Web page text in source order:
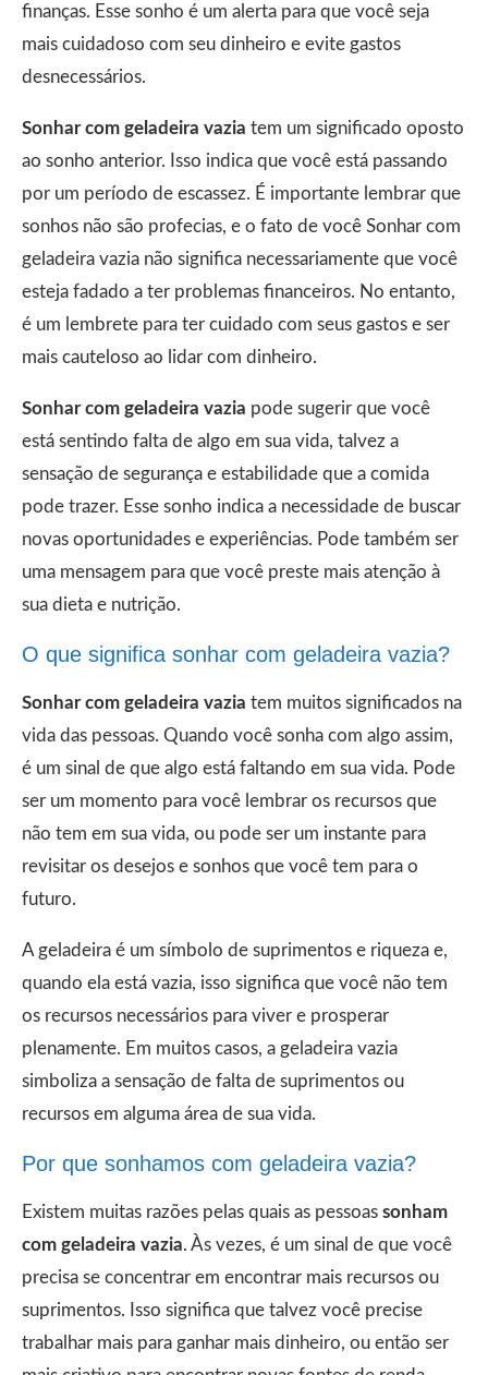
finanças. Esse sonho é um alerta para que você seja
mais cuidadoso com seu dinheiro e evite gastos
desnecessários.
Sonhar com geladeira vazia tem um significado oposto
ao sonho anterior. Isso indica que você está passando
por um período de escassez. É importante lembrar que
sonhos não são profecias, e o fato de você Sonhar com
geladeira vazia não significa necessariamente que você
esteja fadado a ter problemas financeiros. No entanto,
é um lembrete para ter cuidado com seus gastos e ser
mais cauteloso ao lidar com dinheiro.
Sonhar com geladeira vazia pode sugerir que você
está sentindo falta de algo em sua vida, talvez a
sensação de segurança e estabilidade que a comida
pode trazer. Esse sonho indica a necessidade de buscar
novas oportunidades e experiências. Pode também ser
uma mensagem para que você preste mais atenção à
sua dieta e nutrição.
O que significa sonhar com geladeira vazia?
Sonhar com geladeira vazia tem muitos significados na
vida das pessoas. Quando você sonha com algo assim,
é um sinal de que algo está faltando em sua vida. Pode
ser um momento para você lembrar os recursos que
não tem em sua vida, ou pode ser um instante para
revisitar os desejos e sonhos que você tem para o
futuro.
A geladeira é um símbolo de suprimentos e riqueza e,
quando ela está vazia, isso significa que você não tem
os recursos necessários para viver e prosperar
plenamente. Em muitos casos, a geladeira vazia
simboliza a sensação de falta de suprimentos ou
recursos em alguma área de sua vida.
Por que sonhamos com geladeira vazia?
Existem muitas razões pelas quais as pessoas sonham
com geladeira vazia. Às vezes, é um sinal de que você
precisa se concentrar em encontrar mais recursos ou
suprimentos. Isso significa que talvez você precise
trabalhar mais para ganhar mais dinheiro, ou então ser